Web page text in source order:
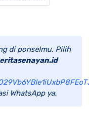
di ponselmu. Pilih
WhatsApp ya.